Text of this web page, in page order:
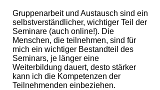
Gruppenarbeit und Austausch sind ein
selbstverständlicher, wichtiger Teil der
Seminare (auch online!). Die
Menschen, die teilnehmen, sind für
mich ein wichtiger Bestandteil des
Seminars, je länger eine
Weiterbildung dauert, desto stärker
kann ich die Kompetenzen der
Teilnehmenden einbeziehen.